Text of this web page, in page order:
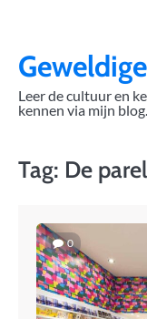
content
Leer de cultuur en
kennen via mijn blog.
Tag: De
0